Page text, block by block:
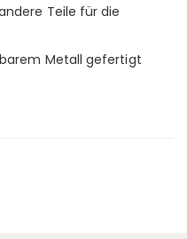
Teile für die
Metall gefertigt